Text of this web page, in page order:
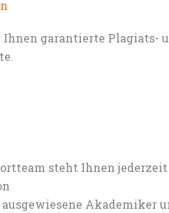
garantierte Plagiats-
Akademiker